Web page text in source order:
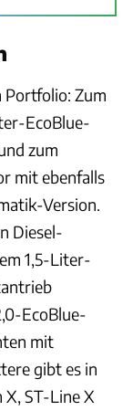
Portfolio: Zum
EcoBlue-
zum
mit ebenfalls
Version.
Diesel-
1,5-Liter-
EcoBlue-
mit
gibt es in
ST-Line X